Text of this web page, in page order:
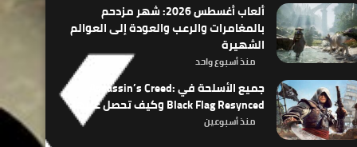
ألعاب أغسطس 2026: شهر مزدحم
بالمغامرات والرعب والعودة إلى العوالم
الشهيرة
منذ أسبوع واحد
جميع الأسلحة في Assassin’s Creed:
Black Flag Resynced وكيف تحصل عليها
منذ أسبوعين